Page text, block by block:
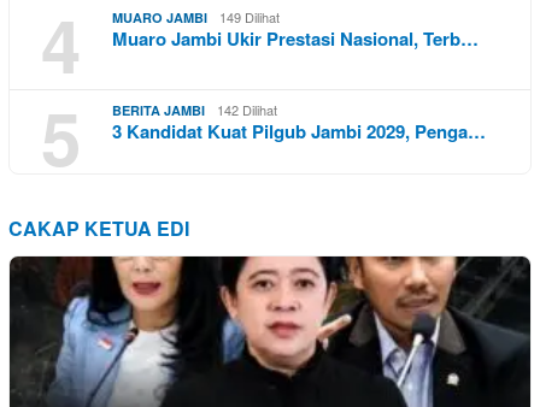
4 MUARO JAMBI 149 Dilihat
Muaro Jambi Ukir Prestasi Nasional, Terb…
5 BERITA JAMBI 142 Dilihat
3 Kandidat Kuat Pilgub Jambi 2029, Penga…
CAKAP KETUA EDI